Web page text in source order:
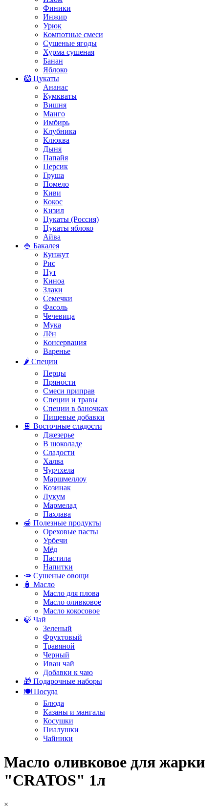
Финики
Инжир
Урюк
Компотные смеси
Сушеные ягоды
Хурма сушеная
Банан
Яблоко
🥝 Цукаты
Ананас
Кумкваты
Вишня
Манго
Имбирь
Клубника
Клюква
Дыня
Папайя
Персик
Груша
Помело
Киви
Кокос
Кизил
Цукаты (Россия)
Цукаты яблоко
Айва
🍚 Бакалея
Кунжут
Рис
Нут
Киноа
Злаки
Семечки
Фасоль
Чечевица
Мука
Лён
Консервация
Варенье
🌶️ Специи
Перцы
Пряности
Смеси приправ
Специи и травы
Специи в баночках
Пищевые добавки
🍫 Восточные сладости
Джезерье
В шоколаде
Сладости
Халва
Чурчхела
Маршмеллоу
Козинак
Лукум
Мармелад
Пахлава
🍯 Полезные продукты
Ореховые пасты
Урбечи
Мёд
Пастила
Напитки
🥕 Сушеные овощи
🧴 Масло
Масло для плова
Масло оливковое
Масло кокосовое
🍃 Чай
Зеленый
Фруктовый
Травяной
Черный
Иван чай
Добавки к чаю
🎁 Подарочные наборы
🍽️ Посуда
Блюда
Казаны и мангалы
Косушки
Пиалушки
Чайники
Масло оливковое для жарки
"CRATOS" 1л
×